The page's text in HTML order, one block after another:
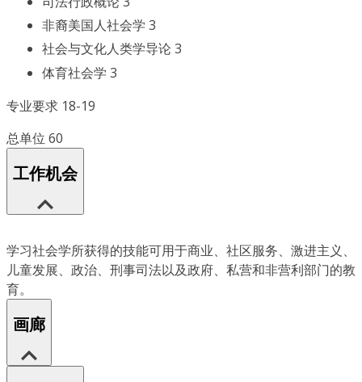
非裔美国人社会学 3
社会与文化人类学导论 3
体育社会学 3
专业要求 18-19
总单位 60
工作机会
学习社会学所获得的技能可用于商业、社区服务、激进主义、
儿童发展、政治、刑事司法以及政府、私营和非营利部门的教
育。
画廊